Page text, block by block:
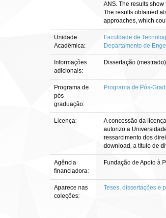
ANS. The results
The results obtained
approaches, which
Unidade
Acadêmica:
Faculdade de
Departamento de
Informações
adicionais:
Dissertação
Programa de
pós-
graduação:
Programa de Pós-
Licença:
A concessão da
autorizo a
ressarcimento dos
download, a título de
Agência
financiadora:
Fundação de Apoio à
Aparece nas
coleções:
Teses, dissertações e